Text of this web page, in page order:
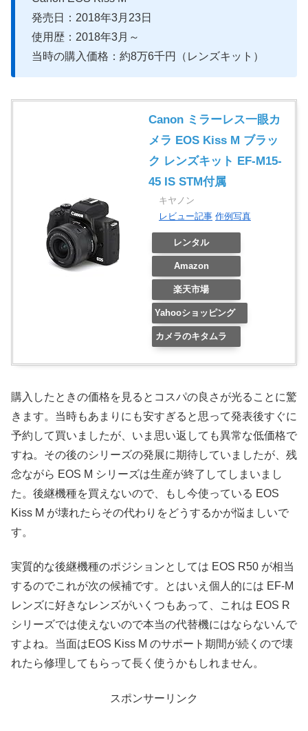
発売日：2018年3月23日
使用歴：2018年3月～
当時の購入価格：約8万6千円（レンズキット）
Canon ミラーレス一眼カ
メラ EOS Kiss M ブラッ
ク レンズキット EF-M15-
45 IS STM付属
キヤノン
レビュー記事 作例写真
レンタル
Amazon
楽天市場
Yahooショッピング
カメラのキタムラ
購入したときの価格を見るとコスパの良さが光ることに驚
きます。当時もあまりにも安すぎると思って発表後すぐに
予約して買いましたが、いま思い返しても異常な低価格で
すね。その後のシリーズの発展に期待していましたが、残
念ながら EOS M シリーズは生産が終了してしまいまし
た。後継機種を買えないので、もし今使っている EOS
Kiss M が壊れたらその代わりをどうするかが悩ましいで
す。
実質的な後継機種のポジションとしては EOS R50 が相当
するのでこれが次の候補です。とはいえ個人的には EF-M
レンズに好きなレンズがいくつもあって、これは EOS R
シリーズでは使えないので本当の代替機にはならないんで
すよね。当面はEOS Kiss M のサポート期間が続くので壊
れたら修理してもらって長く使うかもしれません。
スポンサーリンク